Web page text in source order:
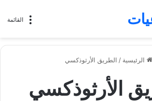
القائمة
الرئيسية / الطريق الأرثوذكسي
الأرثوذكسي